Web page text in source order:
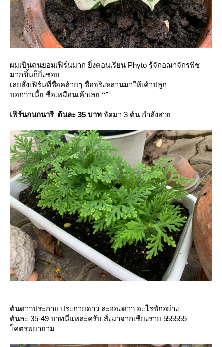
ผมเป็นคนยอมเฟิร์นมาก ยิ่งตอนเรียน Phyto รู้จักอณาจักรพืช
มากขึ้นก็ยิ่งชอบ
เลยสั่งเฟิร์นที่ชื่อคล้ายๆ ชื่อจริงหลานมาให้เค้าปลูก
บอกว่าเนี้ย ชื่อเหมือนเค้าเลย ^^
เฟิร์นกนกนารี ต้นละ 35 บาท จัดมา 3 ต้น กำลังสว
ต้นดาวประกาย ประกายดาว ละอองดาว อะไรซักอย่าง
ต้นละ 35-49 บาทนี่แหละครับ สั่งมาจากเชียงราย 555555
คตรพยายาม